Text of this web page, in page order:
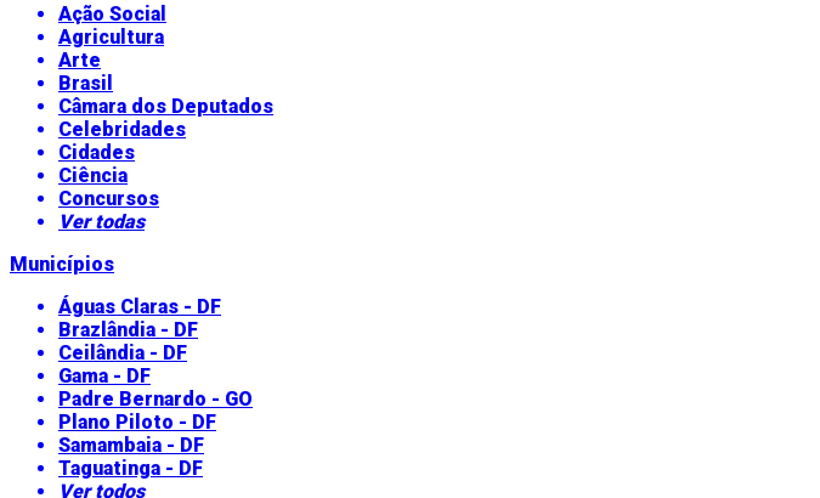
Ação Social
Agricultura
Arte
Brasil
Câmara dos Deputados
Celebridades
Cidades
Ciência
Concursos
Ver todas
Municípios
Águas Claras - DF
Brazlândia - DF
Ceilândia - DF
Gama - DF
Padre Bernardo - GO
Plano Piloto - DF
Samambaia - DF
Taguatinga - DF
Ver todos